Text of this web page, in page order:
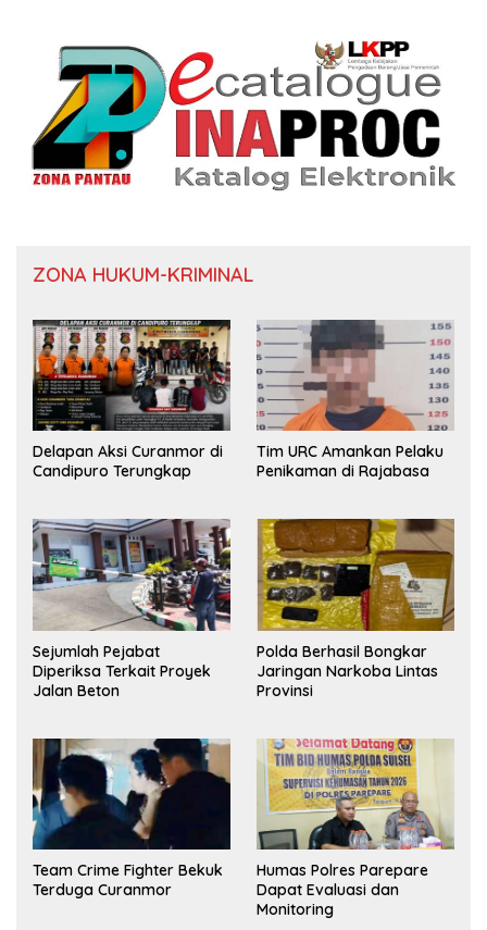
ZONA HUKUM-KRIMINAL
Delapan Aksi Curanmor di
Candipuro Terungkap
Tim URC Amankan Pelaku
Penikaman di Rajabasa
Sejumlah Pejabat
Diperiksa Terkait Proyek
Jalan Beton
Polda Berhasil Bongkar
Jaringan Narkoba Lintas
Provinsi
Team Crime Fighter Bekuk
Terduga Curanmor
Humas Polres Parepare
Dapat Evaluasi dan
Monitoring